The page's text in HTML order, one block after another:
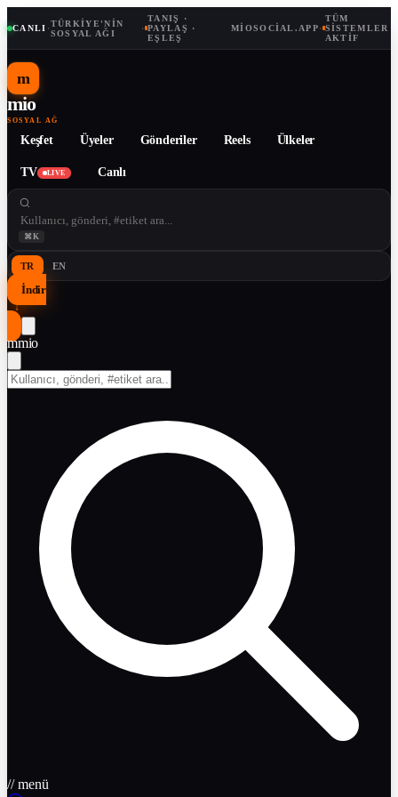
CANLI ·TÜRKIYE'NIN
SOSYAL AĞI
·
TANIŞ ·
PAYLAŞ ·
EŞLEŞ
MIOSOCIAL.APP·
TÜM
SISTEMLER
AKTIF
m
mio
SOSYAL AĞ
Keşfet Üyeler Gönderiler Reels Ülkeler
TV LIVE Canlı
⌘K
TR EN
İndir
↓
mmio
// menü